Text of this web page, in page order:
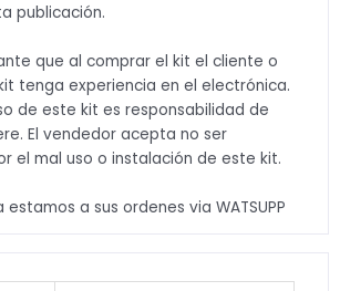
publicación.
que al comprar el kit el cliente o
tenga experiencia en el electrónica.
de este kit es responsabilidad de
El vendedor acepta no ser
el mal uso o instalación de este kit.
a sus ordenes via WATSUPP